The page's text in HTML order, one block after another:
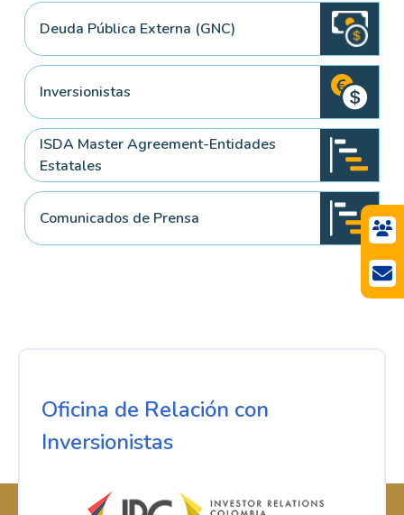
Deuda Pública Externa (GNC)
Inversionistas
ISDA Master Agreement-Entidades
Estatales
Comunicados de Prensa
Oficina de Relación con
Inversionistas